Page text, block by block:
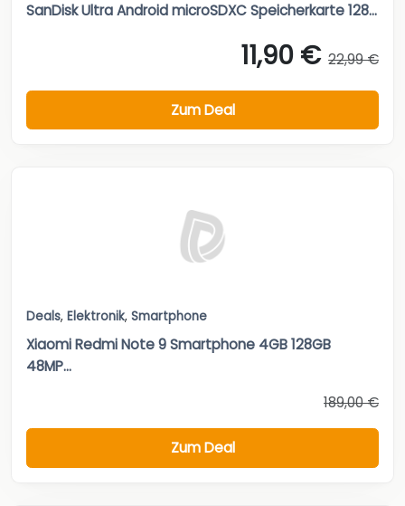
SanDisk Ultra Android microSDXC Speicherkarte 128...
11,90 € 22,99 €
Zum Deal
Deals, Elektronik, Smartphone
Xiaomi Redmi Note 9 Smartphone 4GB 128GB
48MP...
189,00 €
Zum Deal